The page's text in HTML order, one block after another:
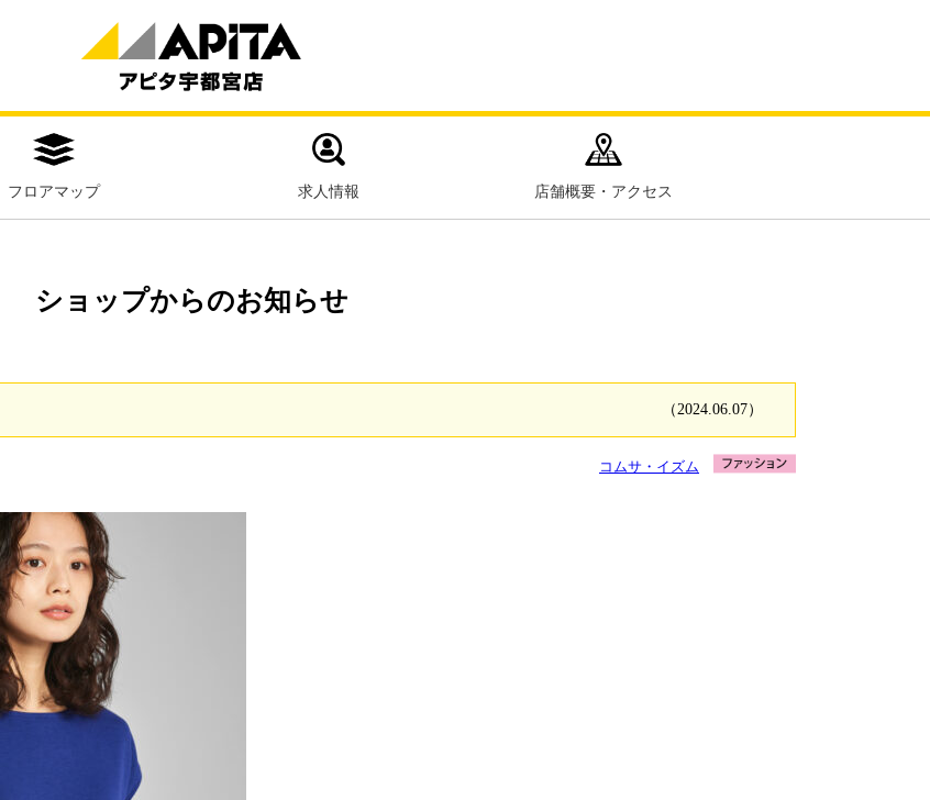
フロアマップ 求人情報 店舗概要・アクセス
ショップからのお知らせ
（2024.06.07）
コムサ・イズム